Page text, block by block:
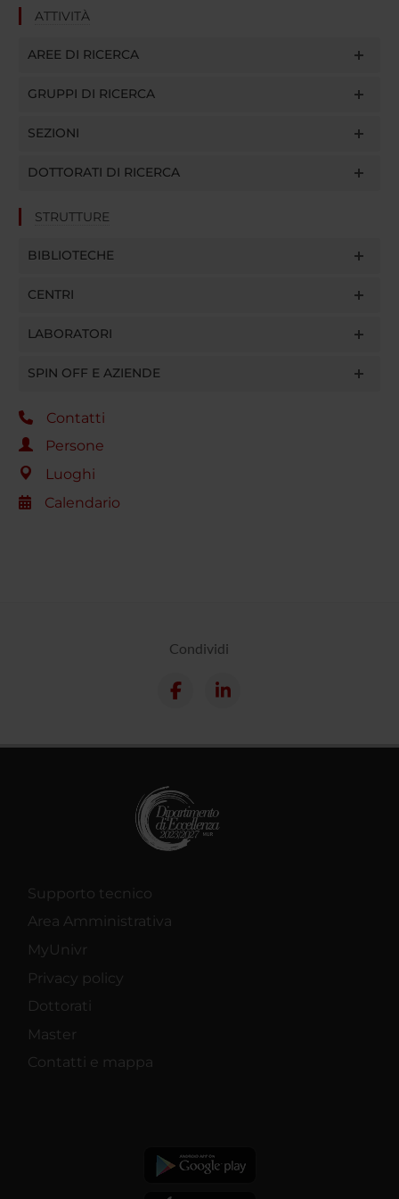
ATTIVITÀ
AREE DI RICERCA
GRUPPI DI RICERCA
SEZIONI
DOTTORATI DI RICERCA
STRUTTURE
BIBLIOTECHE
CENTRI
LABORATORI
SPIN OFF E AZIENDE
Contatti
Persone
Luoghi
Calendario
Condividi
Supporto tecnico
Area Amministrativa
MyUnivr
Privacy policy
Dottorati
Master
Contatti e mappa